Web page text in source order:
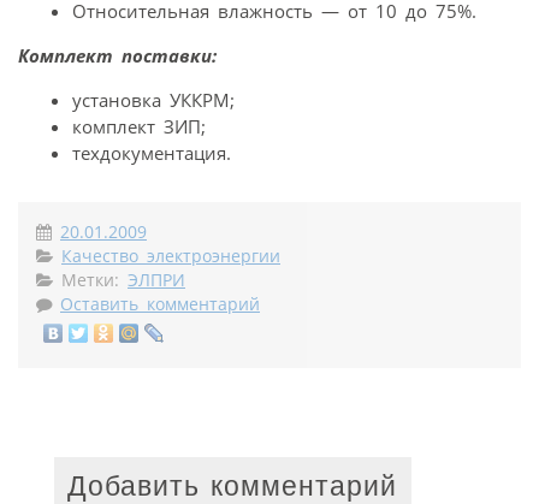
Относительная влажность — от 10 до 75%.
Комплект поставки:
установка УККРМ;
комплект ЗИП;
техдокументация.
20.01.2009
Качество электроэнергии
Метки: ЭЛПРИ
Оставить комментарий
Добавить комментарий